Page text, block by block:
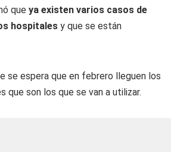
que ya existen varios casos de
hospitales y que se están
se espera que en febrero lleguen los
que son los que se van a utilizar.